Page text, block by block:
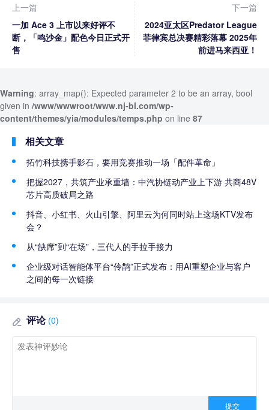
上一篇
一加 Ace 3 上市以来好评不
断，「鸣沙金」配色今日正式开
售
下一篇
2024亚太区Predator League
菲律宾总决赛精彩落幕 2025年
前进马来西亚！
Warning: array_map(): Expected parameter 2 to be an array, bool
given in /www/wwwroot/www.nj-bl.com/wp-
content/themes/yia/modules/temps.php on line 87
相关文章
拓竹科技携手影石，要用竞赛推动一场「配件革命」
把握2027，共筑产业承重墙：中汽协链动产业上下游 共商48V
芯片高质破局之路
抖音、小红书、火山引擎、阿里云为何同时站上这场KTV发布
会？
从“缺席”到“在场”，三代人的手拉手接力
企业级对话智能体平台“伶鹊”正式发布：用AI重塑企业与客户
之间的每一次链接
评论 (0)